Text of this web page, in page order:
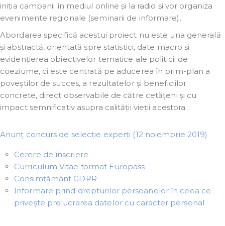
iniția campanii în mediul online și la radio și vor organiza
evenimente regionale (seminarii de informare).
Abordarea specifică acestui proiect nu este una generală
și abstractă, orientată spre statistici, date macro și
evidențierea obiectivelor tematice ale politicii de
coeziume, ci este centrată pe aducerea în prim-plan a
poveștilor de succes, a rezultatelor și beneficiilor
concrete, direct observabile de către cetățeni și cu
impact semnificativ asupra calității vieții acestora.
Anunț concurs de selecție experți (12 noiembrie 2019)
Cerere de înscriere
Curriculum Vitae format Europass
Consimțământ GDPR
Informare prind drepturilor persoanelor în ceea ce
privește prelucrarea datelor cu caracter personal